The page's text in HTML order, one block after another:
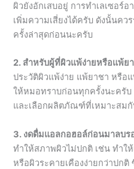
2. สำหรับผู้ที่ผิวแพ้ง่ายหรือแพ้ย
ประวัติผิวแพ้ง่าย แพ้ยาชา หรือ
และเลือกผลิตภัณฑ์ที่เหมาะสม
3. งดดื่มแอลกอฮอล์ก่อนมาลบร
ทำให้สภาพผิวไม่ปกติ เช่น ทำใ
ผลลัพธ์ของการรักษาโดยตรงค
4. งดรับประทานยาหรือวิตามินต่